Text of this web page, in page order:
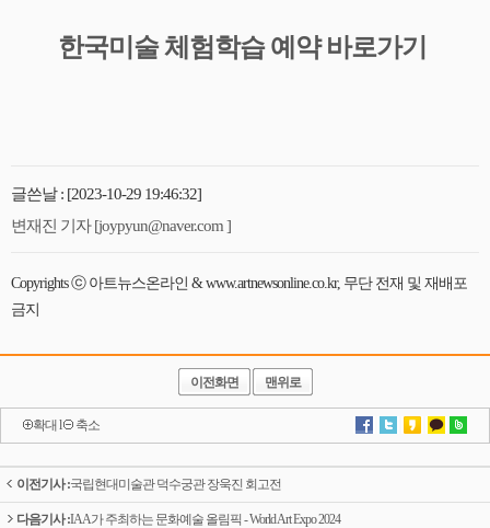
한국미술 체험학습 예약 바로가기
글쓴날 : [2023-10-29 19:46:32]
변재진 기자 [joypyun@naver.com ]
Copyrights ⓒ 아트뉴스온라인 & www.artnewsonline.co.kr, 무단 전재 및 재배포
금지
이전화면 맨위로
확대 l 축소
이전기사 :국립현대미술관 덕수궁관 장욱진 회고전
다음기사 :IAA가 주최하는 문화예술 올림픽 - World Art Expo 2024